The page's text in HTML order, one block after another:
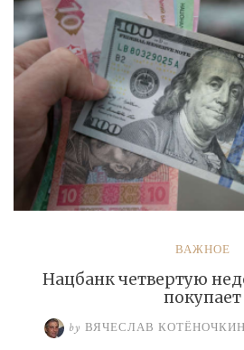
ВАЖНОЕ
Нацбанк четвертую
покупает
by ВЯЧЕСЛАВ КОТЁНОЧКИН